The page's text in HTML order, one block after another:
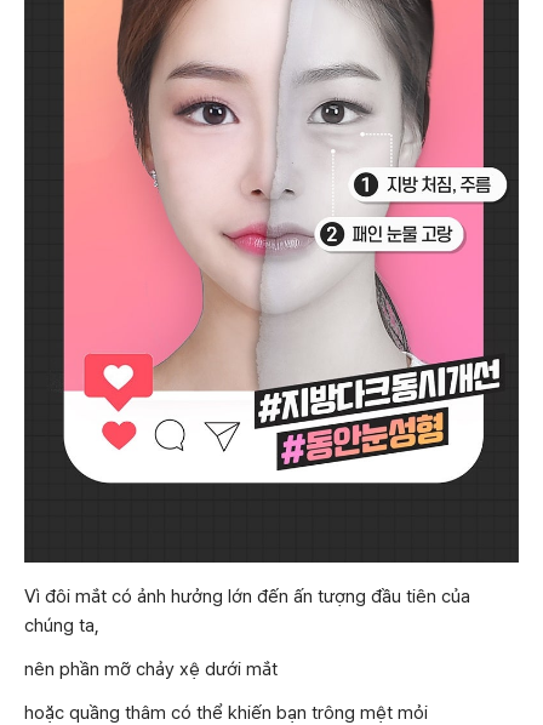
Vì đôi mắt có ảnh hưởng lớn đến ấn tượng đầu tiên của
chúng ta,
nên phần mỡ chảy xệ dưới mắt
hoặc quầng thâm có thể khiến bạn trông mệt mỏi